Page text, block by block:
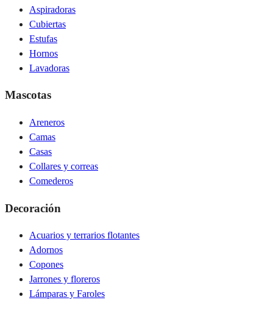
Aspiradoras
Cubiertas
Estufas
Hornos
Lavadoras
Mascotas
Areneros
Camas
Casas
Collares y correas
Comederos
Decoración
Acuarios y terrarios flotantes
Adornos
Copones
Jarrones y floreros
Lámparas y Faroles